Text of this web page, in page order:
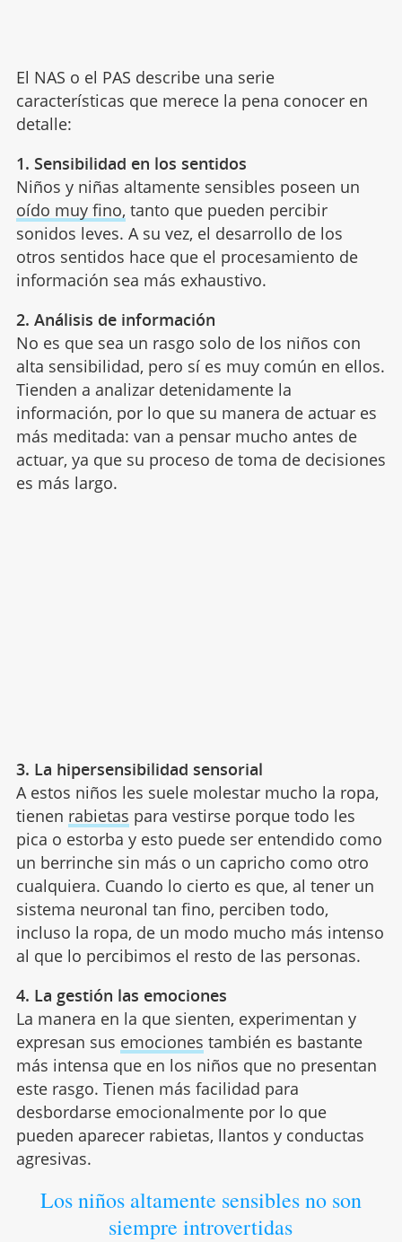
El NAS o el PAS describe una serie
características que merece la pena conocer en
detalle:
1. Sensibilidad en los sentidos
Niños y niñas altamente sensibles poseen un
oído muy fino, tanto que pueden percibir
sonidos leves. A su vez, el desarrollo de los
otros sentidos hace que el procesamiento de
información sea más exhaustivo.
2. Análisis de información
No es que sea un rasgo solo de los niños con
alta sensibilidad, pero sí es muy común en ellos.
Tienden a analizar detenidamente la
información, por lo que su manera de actuar es
más meditada: van a pensar mucho antes de
actuar, ya que su proceso de toma de decisiones
es más largo.
3. La hipersensibilidad sensorial
A estos niños les suele molestar mucho la ropa,
tienen rabietas para vestirse porque todo les
pica o estorba y esto puede ser entendido como
un berrinche sin más o un capricho como otro
cualquiera. Cuando lo cierto es que, al tener un
sistema neuronal tan fino, perciben todo,
incluso la ropa, de un modo mucho más intenso
al que lo percibimos el resto de las personas.
4. La gestión las emociones
La manera en la que sienten, experimentan y
expresan sus emociones también es bastante
más intensa que en los niños que no presentan
este rasgo. Tienen más facilidad para
desbordarse emocionalmente por lo que
pueden aparecer rabietas, llantos y conductas
agresivas.
Los niños altamente sensibles no son
siempre introvertidas